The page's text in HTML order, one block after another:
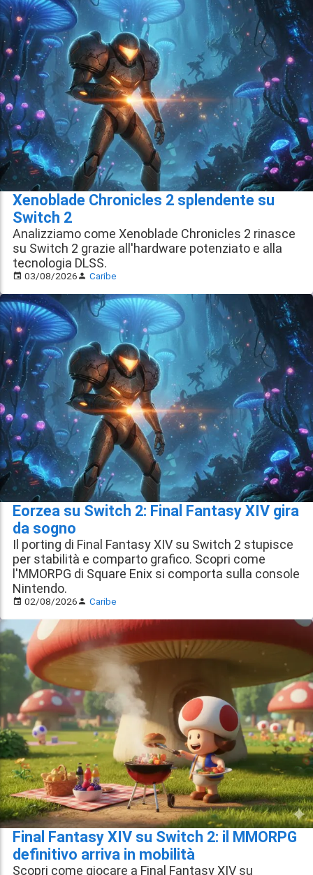
Xenoblade Chronicles 2 splendente su
Switch 2
Analizziamo come Xenoblade Chronicles 2 rinasce
su Switch 2 grazie all'hardware potenziato e alla
tecnologia DLSS.
03/08/2026 Caribe
Eorzea su Switch 2: Final Fantasy XIV gira
da sogno
Il porting di Final Fantasy XIV su Switch 2 stupisce
per stabilità e comparto grafico. Scopri come
l'MMORPG di Square Enix si comporta sulla console
Nintendo.
02/08/2026 Caribe
Final Fantasy XIV su Switch 2: il MMORPG
definitivo arriva in mobilità
Scopri come giocare a Final Fantasy XIV su